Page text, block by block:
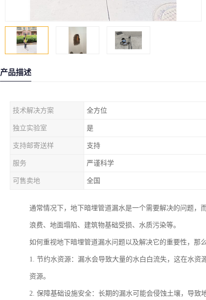
产品描述
技术解决方案 全方位
独立实验室 是
支持邮寄送样 支持
服务 严谨科学
可售卖地 全国
通常情况下，地下暗埋管道漏水是一个需要解决的问题，
浪费、地面塌陷、建筑物基础受损、水质污染等。
如何重视地下暗埋管道漏水问题以及解决它的重要性，那
1. 节约水资源：漏水会导致大量的水白白流失，这在水
资源。
2. 保障基础设施安全：长期的漏水可能会侵蚀土壤，导致